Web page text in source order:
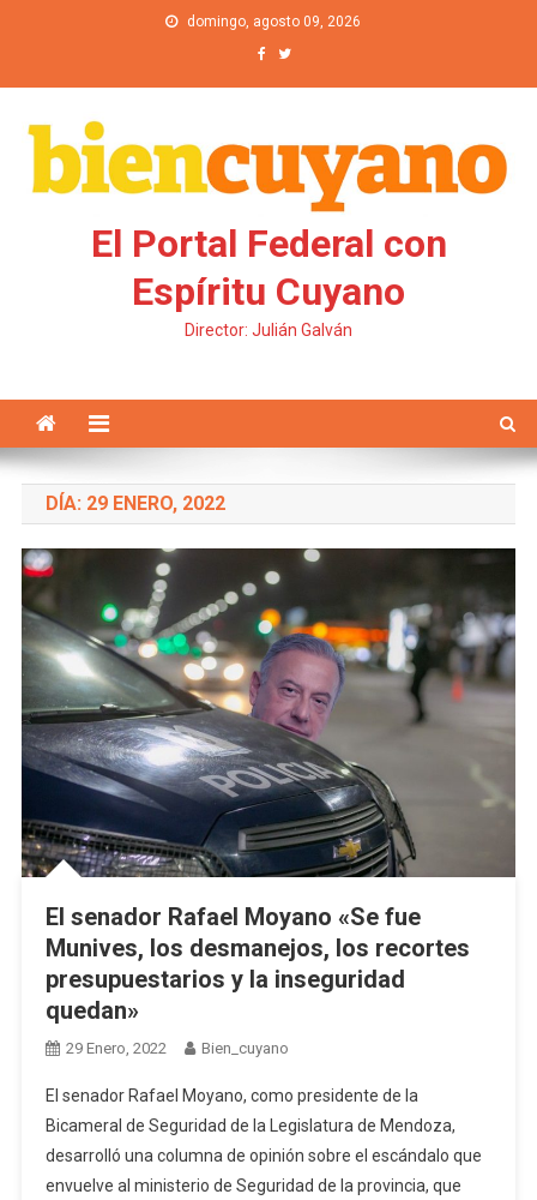
domingo, agosto 09, 2026
El Portal Federal con
Espíritu Cuyano
Director: Julián Galván
DÍA: 29 ENERO, 2022
El senador Rafael Moyano «Se fue
Munives, los desmanejos, los recortes
presupuestarios y la inseguridad
quedan»
29 Enero, 2022 Bien_cuyano
El senador Rafael Moyano, como presidente de la
Bicameral de Seguridad de la Legislatura de Mendoza,
desarrolló una columna de opinión sobre el escándalo que
envuelve al ministerio de Seguridad de la provincia, que